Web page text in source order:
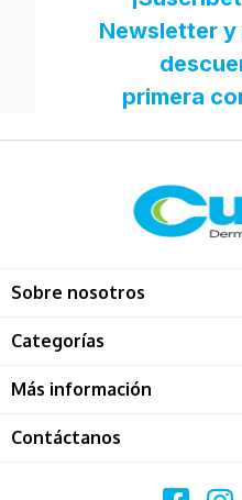
Sobre nosotros
Quienes somos
Categorías
Rostro
Más información
Restablecer contraseña
Contáctanos